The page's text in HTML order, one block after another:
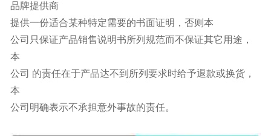
品牌提供商
提供一份适合某种特定需要的书面证明，否则本
公司只保证产品销售说明书所列规范而不保证其它用途，
本
公司 的责任在于产品达不到所列要求时给予退款或换货，
本
公司明确表示不承担意外事故的责任。